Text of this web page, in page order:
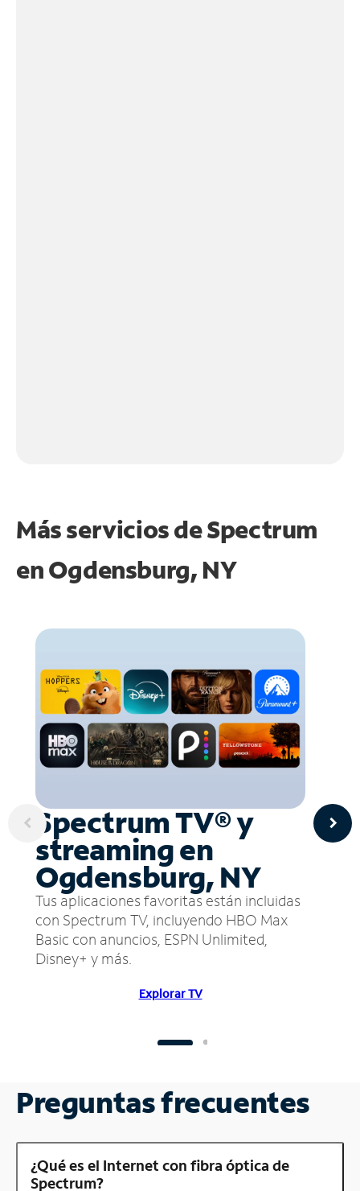
Más servicios de Spectrum
enOgdensburg, NY
Spectrum TV® y
streaming en
Ogdensburg, NY
Tus aplicaciones favoritas están incluidas
con Spectrum TV, incluyendo HBO Max
Basic con anuncios, ESPN Unlimited,
Disney+ y más.
Explorar TV
Preguntas frecuentes
¿Qué es el Internet con fibra óptica de
Spectrum?